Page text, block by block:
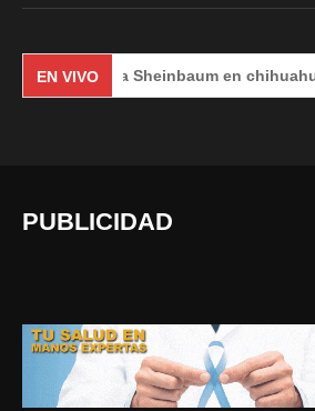
EN VIVO
Sheinbaum en chihuahua capital
PUBLICIDAD